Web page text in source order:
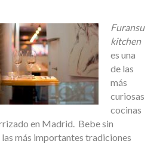
Furansu
kitchen
es una
de las
más
curiosas
cocinas
en Madrid. Bebe sin
más importantes tradiciones